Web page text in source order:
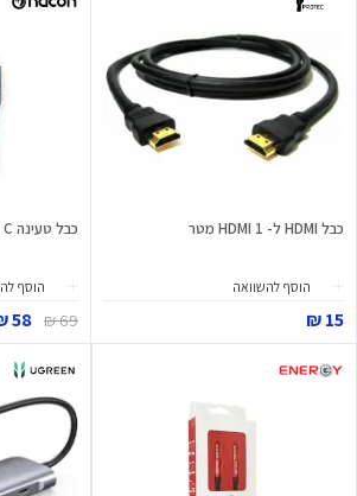
כבל HDMI ל- HDMI 1 מטר
הוסף להשוואה
15 ₪
כבל טעינה USB TYPE C עבור PS5
הוסף
69 ₪
58 ₪